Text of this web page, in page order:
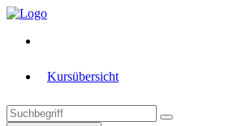
Kursübersicht